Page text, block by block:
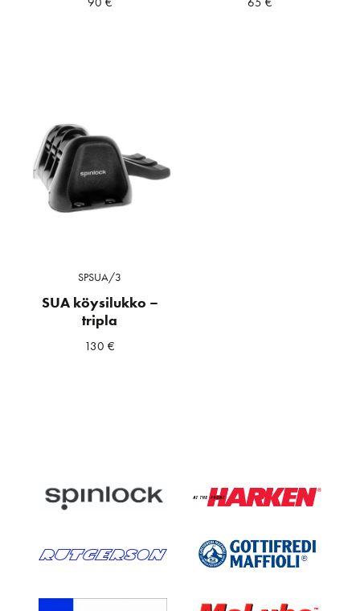
SPSUA/3
SUA köysilukko –
tripla
130€